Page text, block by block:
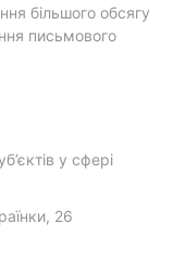
більшого обсягу
письмового
у сфері
26